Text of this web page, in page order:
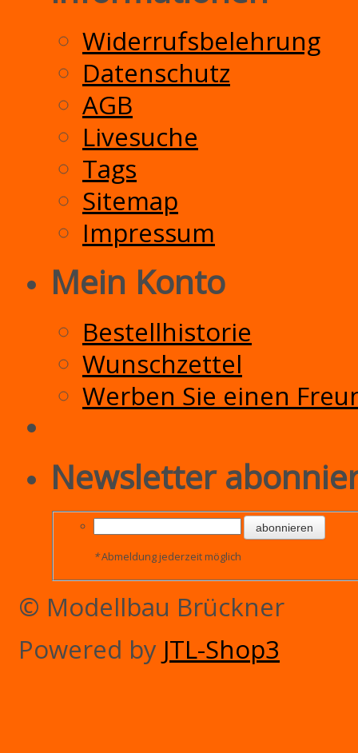
Widerrufsbelehrung
Datenschutz
AGB
Livesuche
Tags
Sitemap
Impressum
Mein Konto
Bestellhistorie
Wunschzettel
Werben Sie einen
Newsletter
abonnieren
*Abmeldung jederzeit möglich
© Modellbau Brückner
Powered by JTL-Shop3